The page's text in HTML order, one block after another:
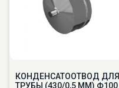
КОНДЕНСАТООТВОД ДЛЯ
ТРУБЫ (430/0,5 ММ) Ф100